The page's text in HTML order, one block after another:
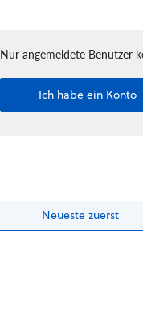
Nur angemeldete Benutzer
Ich habe ein Konto
Neueste zuerst